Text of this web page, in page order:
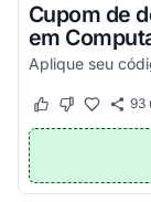
Cupom de
em
Este cupom
Este cupom93